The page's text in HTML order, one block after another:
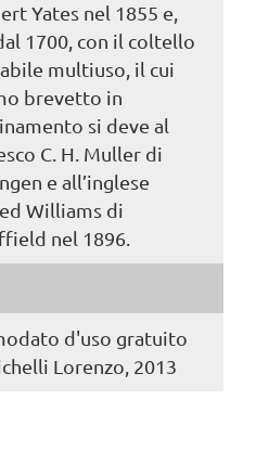
Yates nel 1855 e,
1700, con il coltello
multiuso, il cui
brevetto in
si deve al
C. H. Muller di
e all’inglese
Williams di
nel 1896.
d'uso gratuito
Lorenzo, 2013